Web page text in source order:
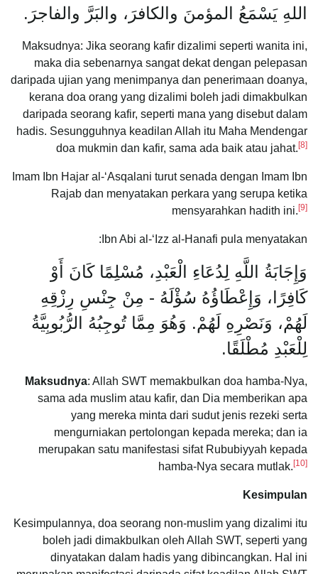
اللهِ يَسْمَعُ المؤمنَ والكافرَ، والبَرَّ والفاجرَ.
Maksudnya: Jika seorang kafir dizalimi seperti wanita ini,
maka dia sebenarnya sangat dekat dengan pelepasan
daripada ujian yang menimpanya dan penerimaan doanya,
kerana doa orang yang dizalimi boleh jadi dimakbulkan
daripada seorang kafir, seperti mana yang disebut dalam
hadis. Sesungguhnya keadilan Allah itu Maha Mendengar
doa mukmin dan kafir, sama ada baik atau jahat.[8]
Imam Ibn Hajar al-‘Asqalani turut senada dengan Imam Ibn
Rajab dan menyatakan perkara yang serupa ketika
mensyarahkan hadith ini.[9]
Ibn Abi al-‘Izz al-Hanafi pula menyatakan:
وَإِجَابَةُ اللَّهِ لِدُعَاءِ الْعَبْدِ، مُسْلِمًا كَانَ أَوْ
كَافِرًا، وَإِعْطَاؤُهُ سُؤْلَهُ - مِنْ جِنْسِ رِزْقِهِ
لَهُمْ، وَنَصْرِهِ لَهُمْ. وَهُوَ مِمَّا تُوجِبُهُ الرُّبُوبِيَّةُ
لِلْعَبْدِ مُطْلَقًا.
Maksudnya: Allah SWT memakbulkan doa hamba-Nya,
sama ada muslim atau kafir, dan Dia memberikan apa
yang mereka minta dari sudut jenis rezeki serta
mengurniakan pertolongan kepada mereka; dan ia
merupakan satu manifestasi sifat Rububiyyah kepada
hamba-Nya secara mutlak.[10]
Kesimpulan
Kesimpulannya, doa seorang non-muslim yang dizalimi itu
boleh jadi dimakbulkan oleh Allah SWT, seperti yang
dinyatakan dalam hadis yang dibincangkan. Hal ini